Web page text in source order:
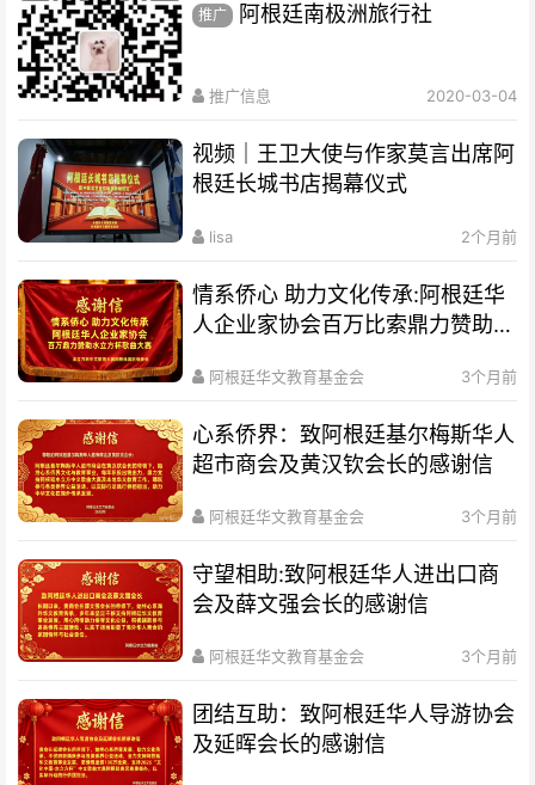
推广 阿根廷南极洲旅行社
推广信息 2020-03-04
视频｜王卫大使与作家莫言出席阿
根廷长城书店揭幕仪式
lisa 2个月前
情系侨心 助力文化传承:阿根廷华
人企业家协会百万比索鼎力赞助水
阿根廷华文教育基金会 3个月前
心系侨界​：致阿根廷基尔梅斯华人
超市商会及黄汉钦会长的感谢信
阿根廷华文教育基金会 3个月前
守望相助:致阿根廷华人进出口商
会及薛文强会长的感谢信
阿根廷华文教育基金会 3个月前
团结互助：致阿根廷华人导游协会
及延晖会长的感谢信